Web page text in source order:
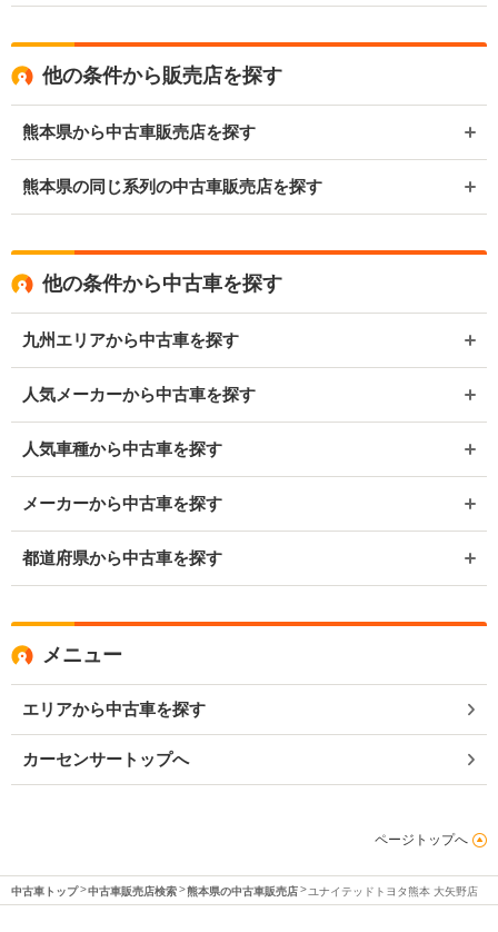
他の条件から販売店を探す
熊本県から中古車販売店を探す
熊本県の同じ系列の中古車販売店を探す
他の条件から中古車を探す
九州エリアから中古車を探す
人気メーカーから中古車を探す
人気車種から中古車を探す
メーカーから中古車を探す
都道府県から中古車を探す
メニュー
エリアから中古車を探す
カーセンサートップへ
ページトップへ
中古車トップ 中古車販売店検索 熊本県の中古車販売店 ユナイテッドトヨタ熊本 大矢野店